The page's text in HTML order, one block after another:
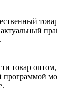
товар
программой